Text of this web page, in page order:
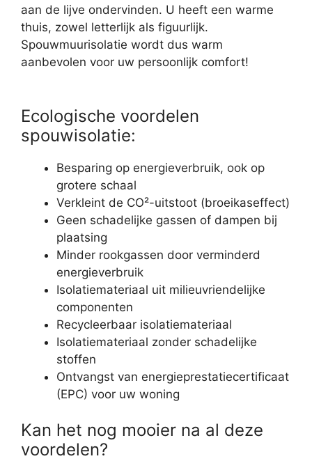
aan de lijve ondervinden. U heeft een warme
thuis, zowel letterlijk als figuurlijk.
Spouwmuurisolatie wordt dus warm
aanbevolen voor uw persoonlijk comfort!
Ecologische voordelen
spouwisolatie:
Besparing op energieverbruik, ook op
grotere schaal
Verkleint de CO²-uitstoot (broeikaseffect)
Geen schadelijke gassen of dampen bij
plaatsing
Minder rookgassen door verminderd
energieverbruik
Isolatiemateriaal uit milieuvriendelijke
componenten
Recycleerbaar isolatiemateriaal
Isolatiemateriaal zonder schadelijke
stoffen
Ontvangst van energieprestatiecertificaat
(EPC) voor uw woning
Kan het nog mooier na al deze
voordelen?